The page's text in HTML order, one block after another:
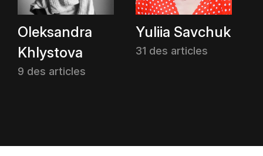
Oleksandra
Khlystova
9 des articles
Yuliia Savchuk
31 des articles